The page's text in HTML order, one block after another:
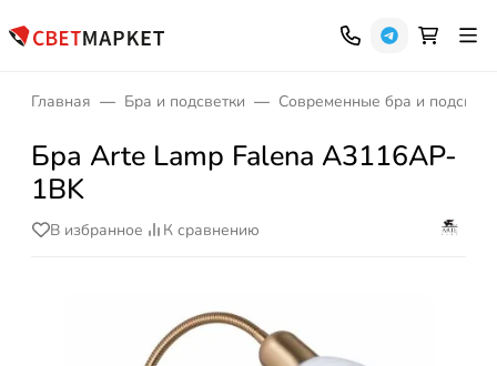
Главная Бра и подсветки Современные бра и
Бра Arte Lamp Falena A3116AP-
1BK
В избранное К сравнению